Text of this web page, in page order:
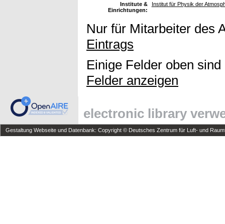
Institute &
Einrichtungen:
Institut für Physik der
Nur für Mitarbeiter des
Eintrags
Einige Felder oben
Felder anzeigen
electronic library
Gestaltung Webseite und Datenbank: Copyright © Deutsches Zentrum für Luft- und